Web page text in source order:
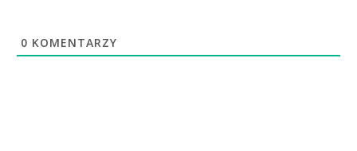
0 KOMENTARZY